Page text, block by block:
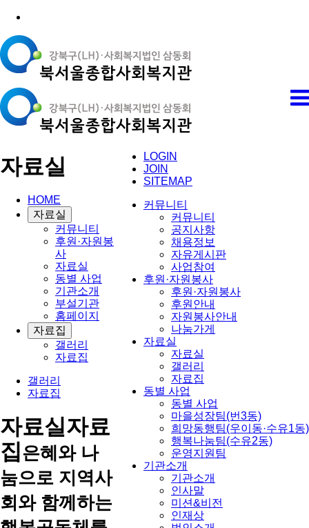
LOGIN
JOIN
SITEMAP
커뮤니티
커뮤니티
공지사항
채용정보
자유게시판
사업참여
후원·자원봉사
후원·자원봉사
후원안내
자원봉사안내
나눔가게
자료실
자료실
갤러리
자료집
동별 사업
동별 사업
마을성장팀(번3동)
희망동행팀(우이동·수유1동)
행복나눔팀(수유2동)
운영지원팀
기관소개
기관소개
인사말
미션&비전
인재상
자료실
HOME
자료실
커뮤니티
후원·자원봉
사
자료실
동별 사업
기관소개
부설기관
홈페이지
자료집
갤러리
자료집
갤러리
자료집
자료실자료
집은혜와 나
눔으로 지역사
회와 함께하는